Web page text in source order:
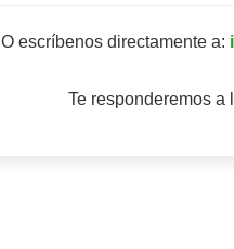
O escríbenos directamente a:
Te responderemos a